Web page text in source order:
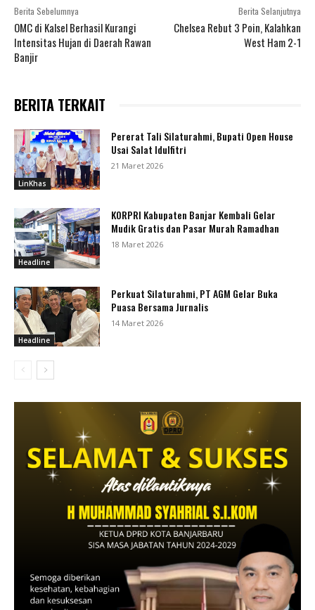
Berita Sebelumnya
OMC di Kalsel Berhasil Kurangi
Intensitas Hujan di Daerah Rawan
Banjir
Berita Selanjutnya
Chelsea Rebut 3 Poin, Kalahkan
West Ham 2-1
BERITA TERKAIT
LinKhas
Pererat Tali Silaturahmi, Bupati Open House
Usai Salat Idulfitri
21 Maret 2026
Headline
KORPRI Kabupaten Banjar Kembali Gelar
Mudik Gratis dan Pasar Murah Ramadhan
18 Maret 2026
Headline
Perkuat Silaturahmi, PT AGM Gelar Buka
Puasa Bersama Jurnalis
14 Maret 2026